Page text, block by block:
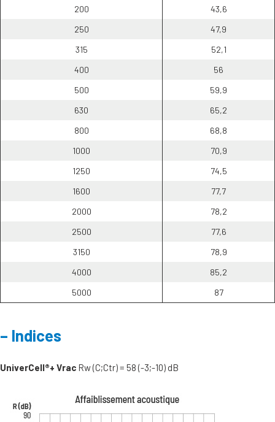
200
43,6
250
47,9
315
52,1
400
56
500
59,9
630
65,2
800
68,8
1000
70,9
1250
74,5
1600
77,7
2000
78,2
2500
77,6
3150
78,9
4000
85,2
5000
87
Indices
UniverCell®+ Vrac Rw (C;Ctr) = 58 (-3;-10) dB